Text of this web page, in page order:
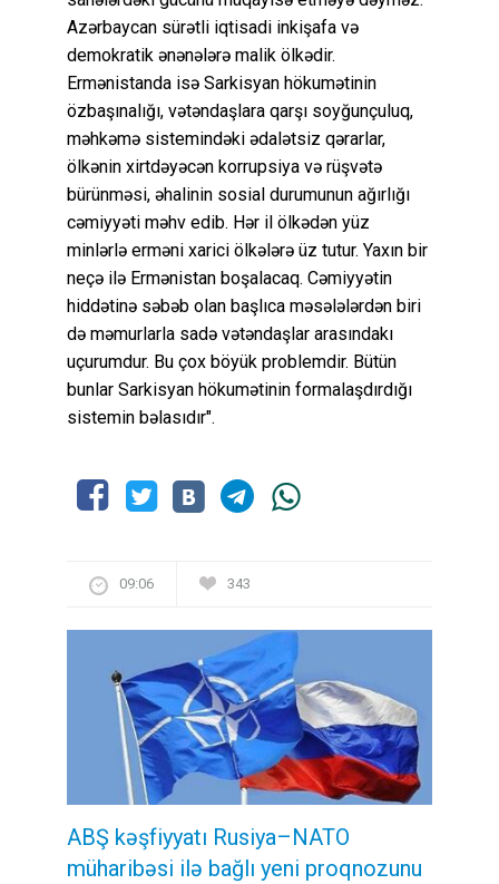
Azərbaycan sürətli iqtisadi inkişafa və
demokratik ənənələrə malik ölkədir.
Ermənistanda isə Sarkisyan hökumətinin
özbaşınalığı, vətəndaşlara qarşı soyğunçuluq,
məhkəmə sistemindəki ədalətsiz qərarlar,
ölkənin xirtdəyəcən korrupsiya və rüşvətə
bürünməsi, əhalinin sosial durumunun ağırlığı
cəmiyyəti məhv edib. Hər il ölkədən yüz
minlərlə erməni xarici ölkələrə üz tutur. Yaxın bir
neçə ilə Ermənistan boşalacaq. Cəmiyyətin
hiddətinə səbəb olan başlıca məsələlərdən biri
də məmurlarla sadə vətəndaşlar arasındakı
uçurumdur. Bu çox böyük problemdir. Bütün
bunlar Sarkisyan hökumətinin formalaşdırdığı
sistemin bəlasıdır".
09:06 343
ABŞ kəşfiyyatı Rusiya–NATO
müharibəsi ilə bağlı yeni proqnozunu